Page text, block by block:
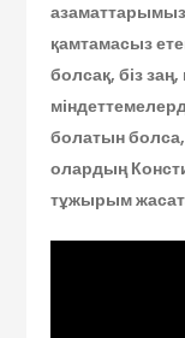
қамтамасыз
болсақ, біз
болатын
олардың
тұжырым